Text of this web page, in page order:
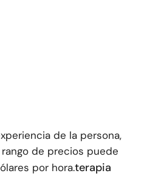
de la persona,
de precios puede
por hora.terapia